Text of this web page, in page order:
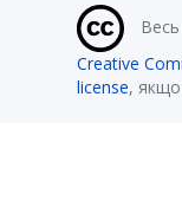
Creative
license, якщо